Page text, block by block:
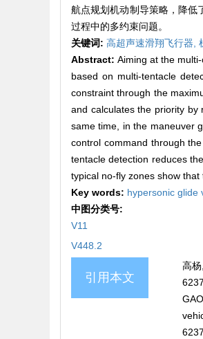
航点规划机动制导策略，降低
过程中的多约束问题。
关键词: 高超声速滑翔飞行器,
Abstract:Aiming at the
based on multi-tentacle
constraint through the
and calculates the priority
same time, in the maneuver
control command through
tentacle detection reduces
typical no-fly zones show
Key words: hypersonic glide
中图分类号:
V11
V448.2
引用本文
高